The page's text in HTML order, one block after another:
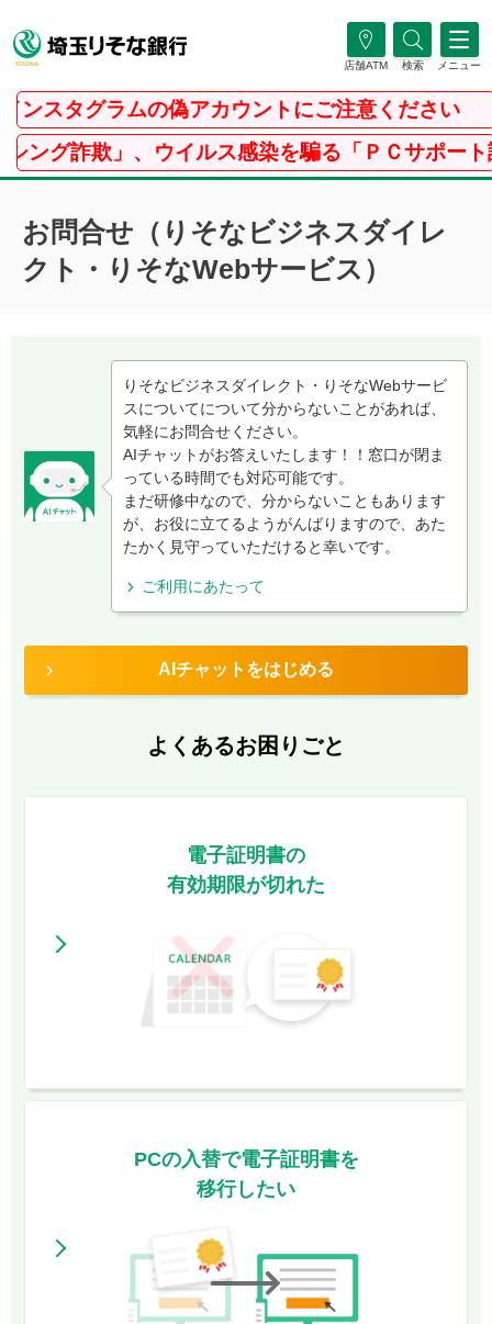
店舗ATM 検索 メニュー
ンスタグラムの偽アカウントにご注意ください
グ詐欺」、ウイルス感染を騙る「ＰＣサポート
お問合せ（りそなビジネスダイレ
クト・りそなWebサービス）
りそなビジネスダイレクト・りそなWebサービ
スについてについて分からないことがあれば、
気軽にお問合せください。
AIチャットがお答えいたします！！窓口が閉ま
っている時間でも対応可能です。
まだ研修中なので、分からないこともあります
が、お役に立てるようがんばりますので、 あた
たかく見守っていただけると幸いです。
ご利用にあたって
AIチャットをはじめる
よくあるお困りごと
電子証明書の
有効期限が切れた
PCの入替で電子証明書を
移行したい